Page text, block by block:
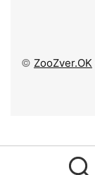
© ZooZver.OK